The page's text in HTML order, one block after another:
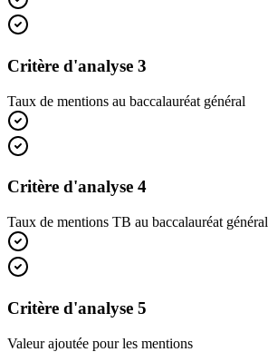
Critère d'analyse 3
Taux de mentions au baccalauréat général
Critère d'analyse 4
Taux de mentions TB au baccalauréat général
Critère d'analyse 5
Valeur ajoutée pour les mentions